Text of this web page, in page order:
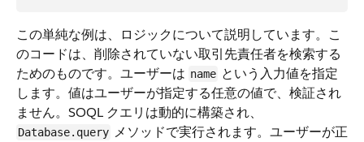
この単純な例は、ロジックについて説明しています。こ
のコードは、削除されていない取引先責任者を検索する
ためのものです。ユーザーは name という入力値を指定
します。値はユーザーが指定する任意の値で、検証され
ません。SOQL クエリは動的に構築され、
Database.query メソッドで実行されます。ユーザーが正